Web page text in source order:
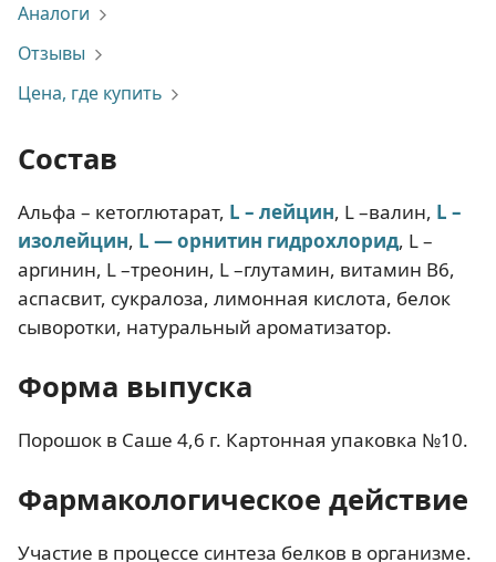
Аналоги
Отзывы
Цена, где купить
Состав
Альфа – кетоглютарат, L – лейцин, L –валин, L –
изолейцин, L — орнитин гидрохлорид, L –
аргинин, L –треонин, L –глутамин, витамин В6,
аспасвит, сукралоза, лимонная кислота, белок
сыворотки, натуральный ароматизатор.
Форма выпуска
Порошок в Саше 4,6 г. Картонная упаковка №10.
Фармакологическое действие
Участие в процессе синтеза белков в организме.